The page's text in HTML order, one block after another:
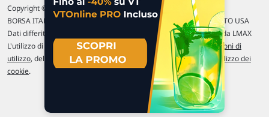
Copyright © 1996-2026 Traderlink Italia s.r.l.
BORSA ITALIANA Quotazioni di borsa differite di 15 min. / MERCATO USA
Dati differiti di 15 min. (fonte Intrinio) / FOREX Quotazioni fornite da LMAX
L'utilizzo di questo sito implica l'accettazione delle nostre Condizioni di
utilizzo, del Disclaimer MAR, dellePolitiche sulla privacye dell' Utilizzo dei
cookie.